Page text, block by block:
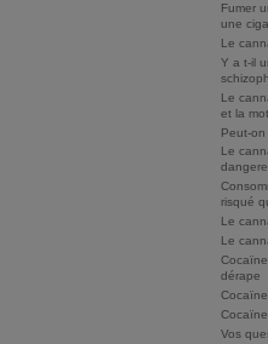
Fumer
une
Le
Y a t-il
Le
et la
Peut-
Le
risqué
Le
Le
dérape
Vos